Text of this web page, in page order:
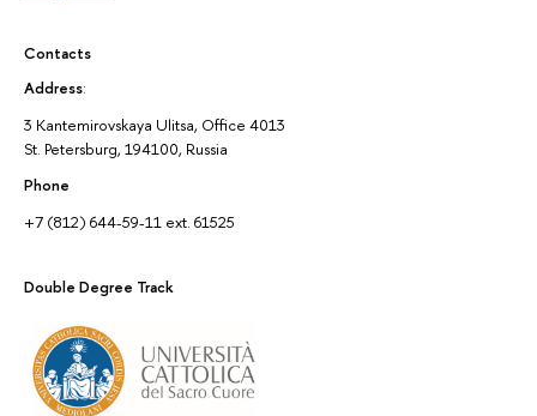
Contacts
Address:
3 Kantemirovskaya Ulitsa, Office 4013
St. Petersburg, 194100, Russia
Phone
+7 (812) 644-59-11 ext. 61525
Double Degree Track